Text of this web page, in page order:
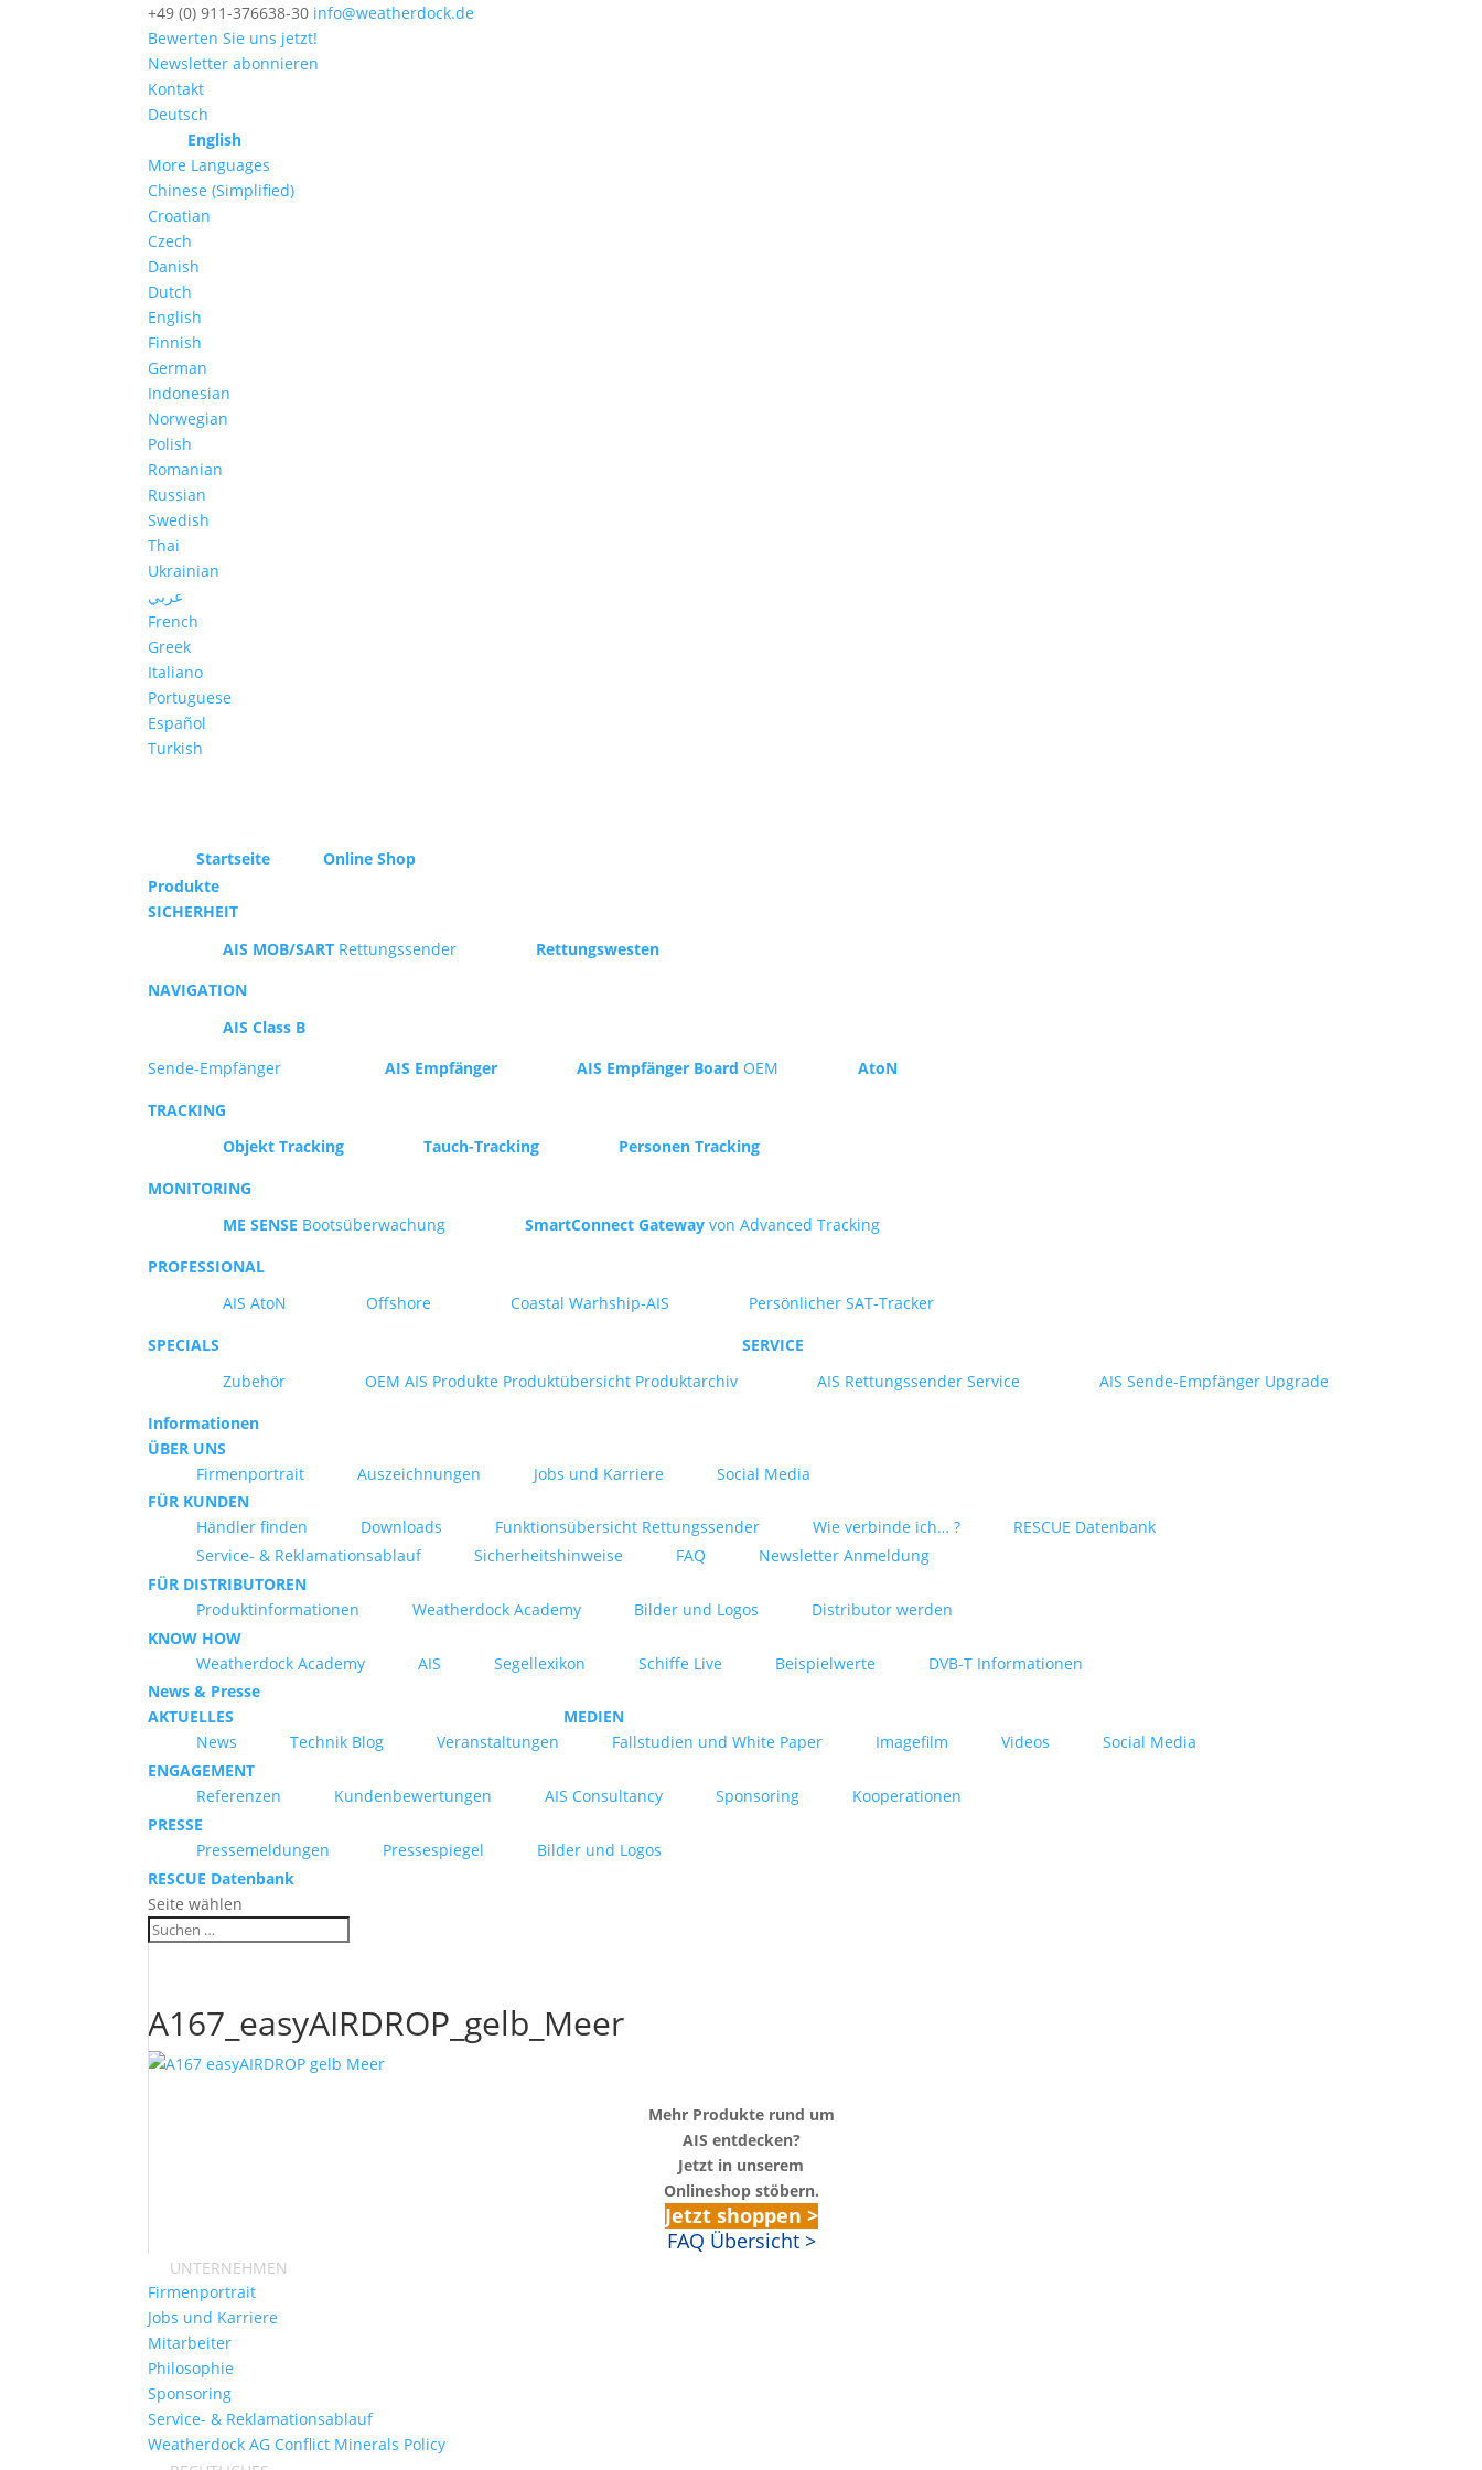
+49 (0) 911-376638-30 info@weatherdock.de
Bewerten Sie uns jetzt!
Newsletter abonnieren
Kontakt
Deutsch
English
More Languages
Chinese (Simplified)
Croatian
Czech
Danish
Dutch
English
Finnish
German
Indonesian
Norwegian
Polish
Romanian
Russian
Swedish
Thai
Ukrainian
عربي
French
Greek
Italiano
Portuguese
Español
Turkish
Startseite
Online Shop
Produkte
SICHERHEIT
AIS MOB/SART Rettungssender
Rettungswesten
NAVIGATION
AIS Class B
Sende-Empfänger
AIS Empfänger AIS Empfänger Board OEM
AtoN
TRACKING
Objekt Tracking
Tauch-Tracking
Personen Tracking
MONITORING
ME SENSE Bootsüberwachung SmartConnect Gateway von Advanced Tracking
PROFESSIONAL
AIS AtoN
Offshore Coastal Warhship-AIS
Persönlicher SAT-Tracker
SPECIALS
Zubehör
OEM AIS Produkte Produktübersicht Produktarchiv
SERVICE
AIS Rettungssender Service
AIS Sende-Empfänger Upgrade
Informationen
ÜBER UNS
Firmenportrait
Auszeichnungen Jobs und Karriere
Social Media
FÜR KUNDEN
Händler finden
Downloads Funktionsübersicht Rettungssender Wie verbinde ich… ?
RESCUE Datenbank
Service- & Reklamationsablauf
Sicherheitshinweise FAQ
Newsletter Anmeldung
FÜR DISTRIBUTOREN
Produktinformationen
Weatherdock Academy Bilder und Logos
Distributor werden
KNOW HOW
Weatherdock Academy
AIS Segellexikon Schiffe Live Beispielwerte
DVB-T Informationen
News & Presse
AKTUELLES
News
Technik Blog Veranstaltungen
MEDIEN
Fallstudien und White Paper
Imagefilm Videos
Social Media
ENGAGEMENT
Referenzen
Kundenbewertungen AIS Consultancy Sponsoring
Kooperationen
PRESSE
Pressemeldungen
Pressespiegel
Bilder und Logos
RESCUE Datenbank
Seite wählen
A167_easyAIRDROP_gelb_Meer
Mehr Produkte rund um
AIS entdecken?
Jetzt in unserem
Onlineshop stöbern.
Jetzt shoppen >
FAQ Übersicht >
UNTERNEHMEN
Firmenportrait
Jobs und Karriere
Mitarbeiter
Philosophie
Sponsoring
Service- & Reklamationsablauf
Weatherdock AG Conflict Minerals Policy